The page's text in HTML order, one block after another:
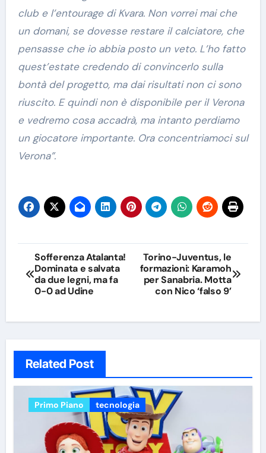
club e l’entourage di Kvara. Non vorrei mai che
un domani, se dovesse restare il calciatore, che
pensasse che io abbia posto un veto. L’ho fatto
quest’estate credendo di convincerlo sulla
bontà del progetto, ma dai risultati non ci sono
riuscito. E quindi non è disponibile per il Verona
e vedremo cosa accadrà, ma intanto perdiamo
un giocatore importante. Ora concentriamoci sul
Verona”.
Navigazione
articoli
Sofferenza Atalanta!
Dominata e salvata
da due legni, ma fa
0-0 ad Udine
Torino-Juventus, le
formazioni: Karamoh
per Sanabria. Motta
con Nico ‘falso 9’
Related Post
Primo Piano tecnologia